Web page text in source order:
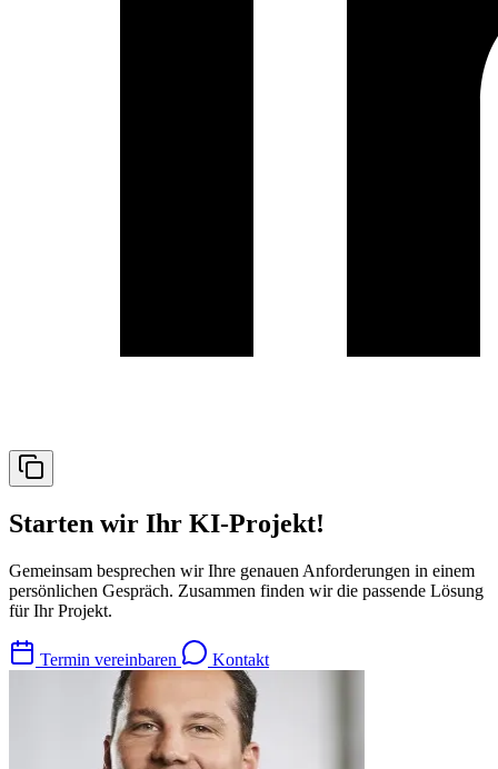
Starten wir Ihr KI-Projekt!
Gemeinsam besprechen wir Ihre genauen Anforderungen in einem
persönlichen Gespräch. Zusammen finden wir die passende Lösung
für Ihr Projekt.
Termin vereinbaren Kontakt